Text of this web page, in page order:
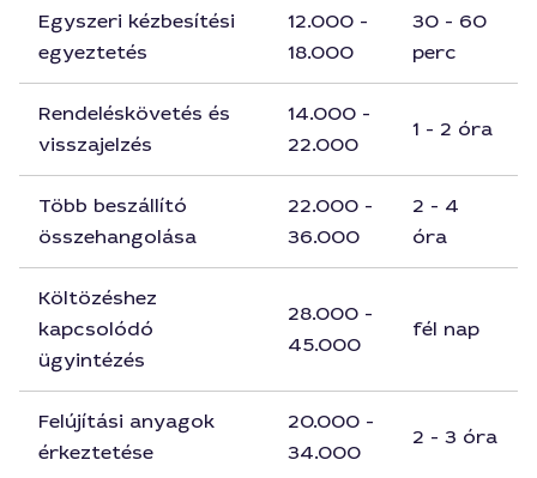
Egyszeri kézbesítési
egyeztetés
12.000 -
18.000
30 - 60
perc
Rendeléskövetés és
visszajelzés
14.000 -
22.000
1 - 2 óra
Több beszállító
összehangolása
22.000 -
36.000
2 - 4
óra
Költözéshez
kapcsolódó
ügyintézés
28.000 -
45.000
fél nap
Felújítási anyagok
érkeztetése
20.000 -
34.000
2 - 3 óra